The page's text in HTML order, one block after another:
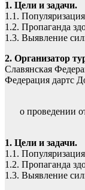
1. Цели и задачи.
1.1.
1.2. Пропаганда
1.3. Выявление
2. Организатор
Славянская
Федерация дартс
о проведении
1. Цели и задачи.
1.1.
1.2. Пропаганда
1.3. Выявление